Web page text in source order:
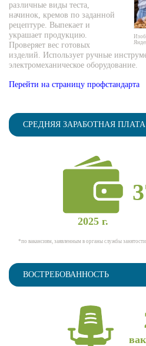
различные виды теста,
начинок, кремов по заданной
рецептуре. Выпекает и
украшает продукцию.
Проверяет вес готовых
изделий. Использует ручные
электромеханическое оборудование.
Перейти на страницу профстандарта
СРЕДНЯЯ ЗАРАБОТНАЯ ПЛАТА
2025 г.
*по вакансиям, заявленным в органы службы занятости
ВОСТРЕБОВАННОСТЬ